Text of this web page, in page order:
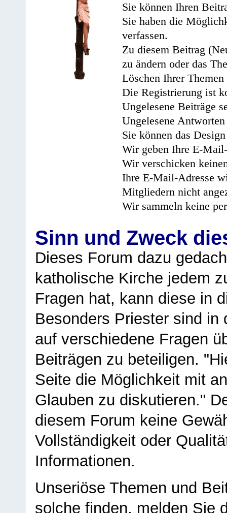
Sie können Ihren
Sie haben die
verfassen.
Zu diesem Beitrag
zu ändern oder das
Löschen Ihrer
Die Registrierung ist
Ungelesene Beiträge
Ungelesene
Sie können das
Wir geben Ihre E-
Wir verschicken
Ihre E-Mail-Adresse
Mitgliedern nicht
Wir sammeln keine
Sinn und Zweck
Dieses Forum dazu
katholische Kirche jedem
Fragen hat, kann diese in
Besonders Priester sind in
auf verschiedene Fragen
Beiträgen zu beteiligen.
Seite die Möglichkeit mit
Glauben zu diskutieren."
diesem Forum keine
Vollständigkeit oder
Informationen.
Unseriöse Themen und
solche finden, melden Sie